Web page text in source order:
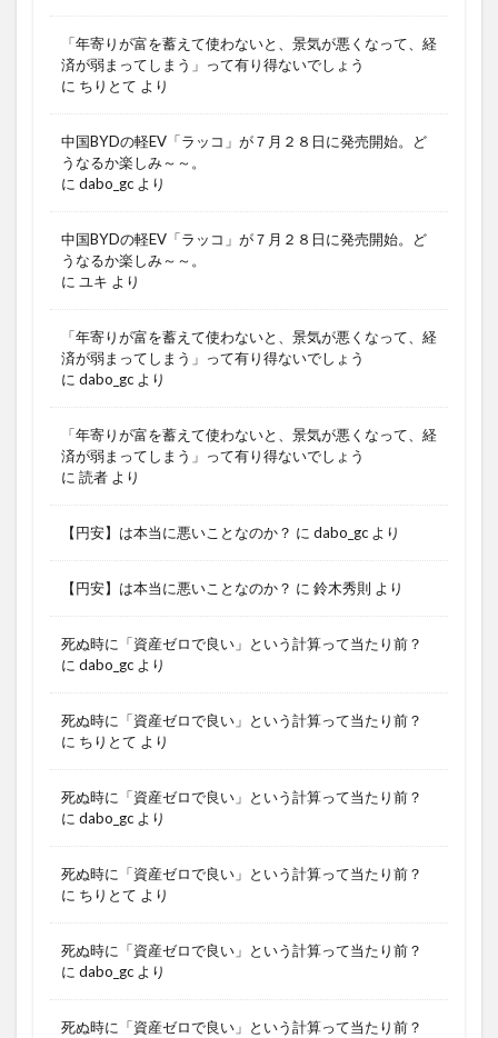
「年寄りが富を蓄えて使わないと、景気が悪くなって、経
済が弱まってしまう」って有り得ないでしょう
に ちりとて より
中国BYDの軽EV「ラッコ」が７月２８日に発売開始。ど
うなるか楽しみ～～。
に dabo_gc より
中国BYDの軽EV「ラッコ」が７月２８日に発売開始。ど
うなるか楽しみ～～。
に ユキ より
「年寄りが富を蓄えて使わないと、景気が悪くなって、経
済が弱まってしまう」って有り得ないでしょう
に dabo_gc より
「年寄りが富を蓄えて使わないと、景気が悪くなって、経
済が弱まってしまう」って有り得ないでしょう
に 読者 より
【円安】は本当に悪いことなのか？ に dabo_gc より
【円安】は本当に悪いことなのか？ に 鈴木秀則 より
死ぬ時に「資産ゼロで良い」という計算って当たり前？
に dabo_gc より
死ぬ時に「資産ゼロで良い」という計算って当たり前？
に ちりとて より
死ぬ時に「資産ゼロで良い」という計算って当たり前？
に dabo_gc より
死ぬ時に「資産ゼロで良い」という計算って当たり前？
に ちりとて より
死ぬ時に「資産ゼロで良い」という計算って当たり前？
に dabo_gc より
死ぬ時に「資産ゼロで良い」という計算って当たり前？